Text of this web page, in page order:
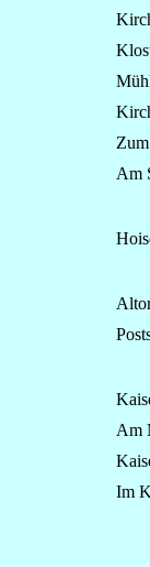
Am
Am
Im